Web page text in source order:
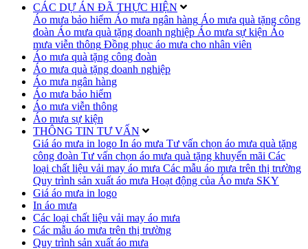
CÁC DỰ ÁN ĐÃ THỰC HIỆN
Áo mưa bảo hiểm Áo mưa ngân hàng Áo mưa quà tặng công
đoàn Áo mưa quà tặng doanh nghiệp Áo mưa sự kiện Áo
mưa viễn thông Đồng phục áo mưa cho nhân viên
Áo mưa quà tặng công đoàn
Áo mưa quà tặng doanh nghiệp
Áo mưa ngân hàng
Áo mưa bảo hiểm
Áo mưa viễn thông
Áo mưa sự kiện
THÔNG TIN TƯ VẤN
Giá áo mưa in logo In áo mưa Tư vấn chọn áo mưa quà tặng
công đoàn Tư vấn chọn áo mưa quà tặng khuyến mãi Các
loại chất liệu vải may áo mưa Các mẫu áo mưa trên thị trường
Quy trình sản xuất áo mưa Hoạt động của Áo mưa SKY
Giá áo mưa in logo
In áo mưa
Các loại chất liệu vải may áo mưa
Các mẫu áo mưa trên thị trường
Quy trình sản xuất áo mưa